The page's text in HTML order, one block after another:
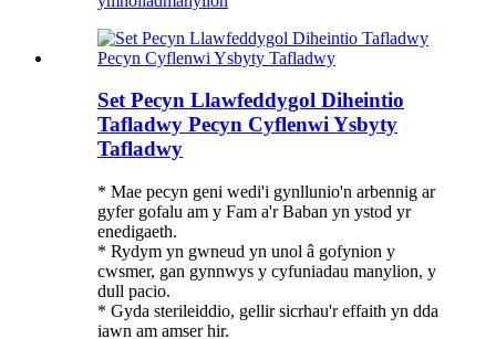
Set Pecyn Llawfeddygol Diheintio
Tafladwy Pecyn Cyflenwi Ysbyty
Tafladwy
* Mae pecyn geni wedi'i gynllunio'n arbennig ar
gyfer gofalu am y Fam a'r Baban yn ystod yr
enedigaeth.
* Rydym yn gwneud yn unol â gofynion y
cwsmer, gan gynnwys y cyfuniadau manylion, y
dull pacio.
* Gyda sterileiddio, gellir sicrhau'r effaith yn dda
iawn am amser hir.